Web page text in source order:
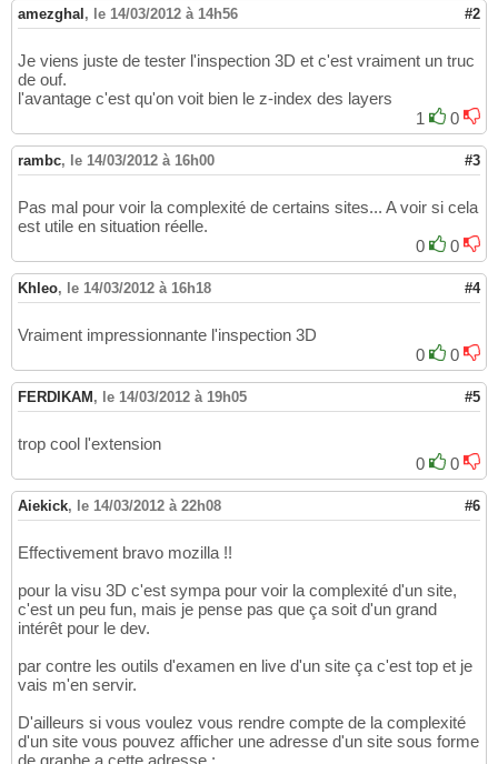
amezghal , le 14/03/2012 à 14h56 #2
Je viens juste de tester l'inspection 3D et c'est vraiment un truc
de ouf.
l'avantage c'est qu'on voit bien le z-index des layers
1
0
rambc, le 14/03/2012 à 16h00 #3
Pas mal pour voir la complexité de certains sites... A voir si cela
est utile en situation réelle.
0
0
Khleo, le 14/03/2012 à 16h18 #4
Vraiment impressionnante l'inspection 3D
0
0
FERDIKAM , le 14/03/2012 à 19h05 #5
trop cool l'extension
0
0
Aiekick, le 14/03/2012 à 22h08 #6
Effectivement bravo mozilla !!
pour la visu 3D c'est sympa pour voir la complexité d'un site,
c'est un peu fun, mais je pense pas que ça soit d'un grand
intérêt pour le dev.
par contre les outils d'examen en live d'un site ça c'est top et je
vais m'en servir.
D'ailleurs si vous voulez vous rendre compte de la complexité
d'un site vous pouvez afficher une adresse d'un site sous forme